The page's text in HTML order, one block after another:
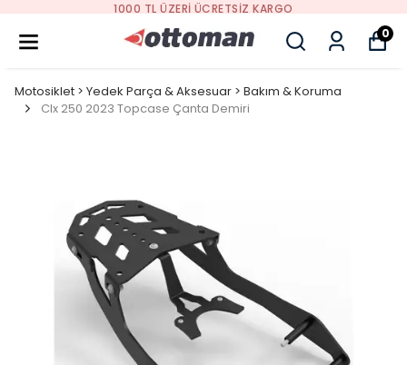
1000 TL ÜZERI ÜCRETSIZ KARGO
0
Motosiklet > Yedek Parça & Aksesuar > Bakım & Koruma
Clx 250 2023 Topcase Çanta Demiri